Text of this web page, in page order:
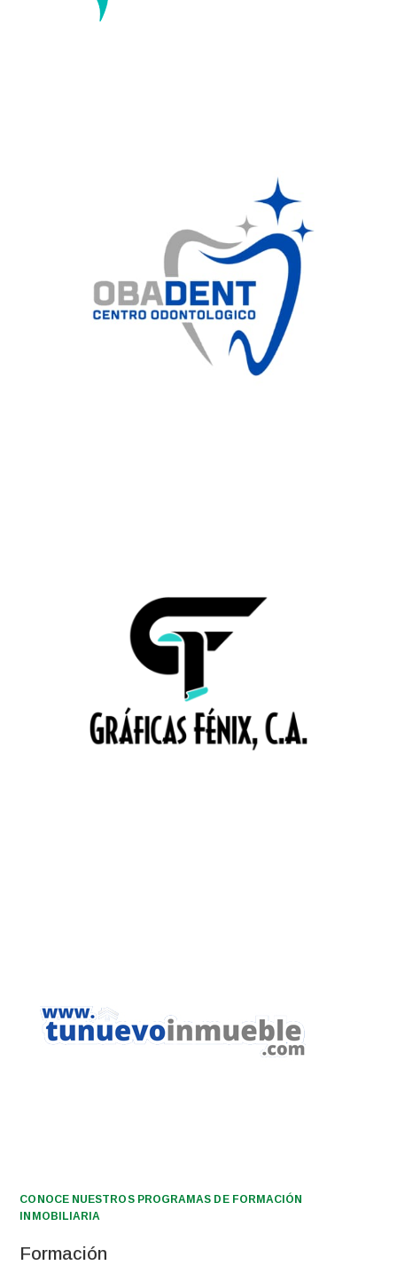
CONOCE NUESTROS PROGRAMAS DE FORMACIÓN
INMOBILIARIA
Formación